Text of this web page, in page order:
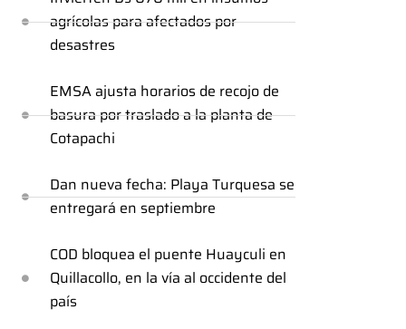
agrícolas para afectados por
desastres
EMSA ajusta horarios de recojo de
basura por traslado a la planta de
Cotapachi
Dan nueva fecha: Playa Turquesa se
entregará en septiembre
COD bloquea el puente Huayculi en
Quillacollo, en la vía al occidente del
país